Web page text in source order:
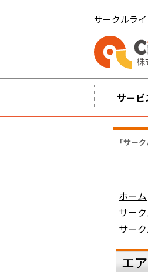
サークルラ
サービ
「サー
ホーム
サー
サー
エ